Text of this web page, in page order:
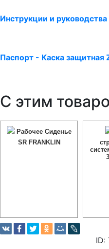
Инструкции и
Паспорт - Каска защитная
С этим
Рабочее Сиденье
SR FRANKLIN
ID: